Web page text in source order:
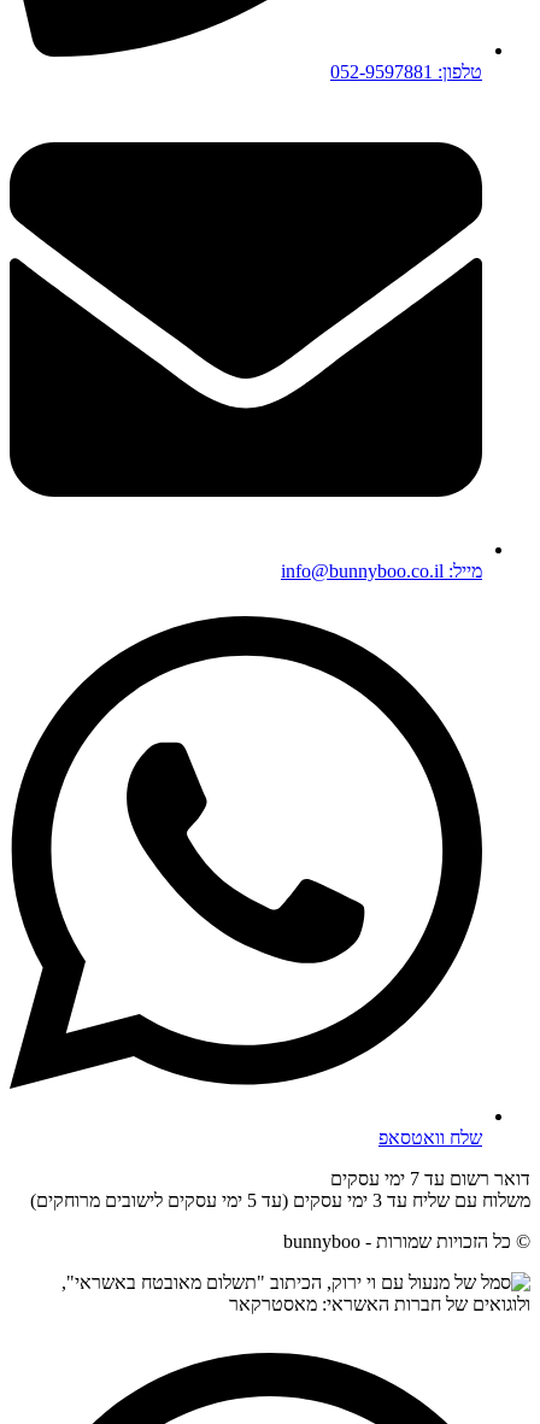
טלפון: 052-9597881
מייל: info@bunnyboo.co.il
שלח וואטסאפ
דואר רשום עד 7 ימי עסקים
משלוח עם שליח עד 3 ימי עסקים (עד 5 ימי עסקים לישובים מרוחקים)
© כל הזכויות שמורות - bunnyboo